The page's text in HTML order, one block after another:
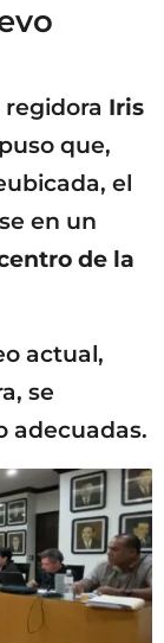
Iris
que,
el
en un
de la
actual,
se
adecuadas.